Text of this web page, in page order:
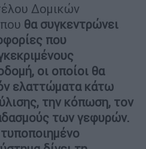
Δομικών
θα συγκεντρώνει
που
οι οποίοι θα
ελαττώματα κάτω
την κόπωση, τον
των γεφυρών.